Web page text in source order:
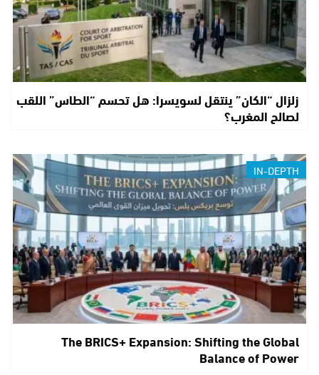
زلزال “الكان” ينتقل لسويسرا: هل تحسم “الطاس” اللقب
لصالح المغرب؟
IN-DEPTH
The BRICS+ Expansion: Shifting the Global
Balance of Power